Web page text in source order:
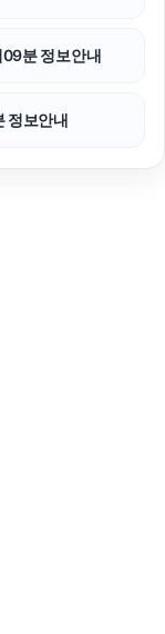
분 정보안내
정보안내